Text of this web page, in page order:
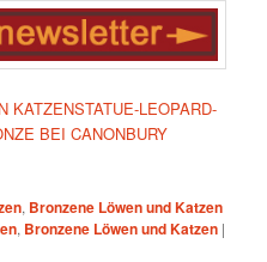
KATZENSTATUE-LEOPARD-
BEI CANONBURY
, Bronzene Löwen und Katzen
, Bronzene Löwen und Katzen |